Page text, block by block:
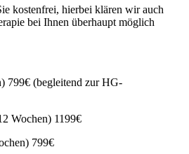
kostenfrei, hierbei klären wir auch
bei Ihnen überhaupt möglich
799€ (begleitend zur HG-
Wochen) 1199€
799€